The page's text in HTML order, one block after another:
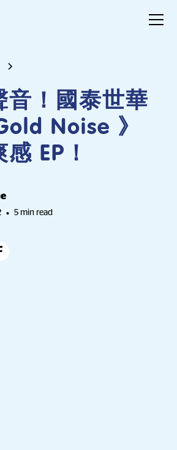
音！國泰世華
Noise 》
EP！
• 5 min read